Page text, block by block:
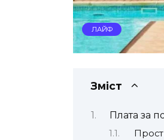
ЛАЙФ
Зміст
Плата за